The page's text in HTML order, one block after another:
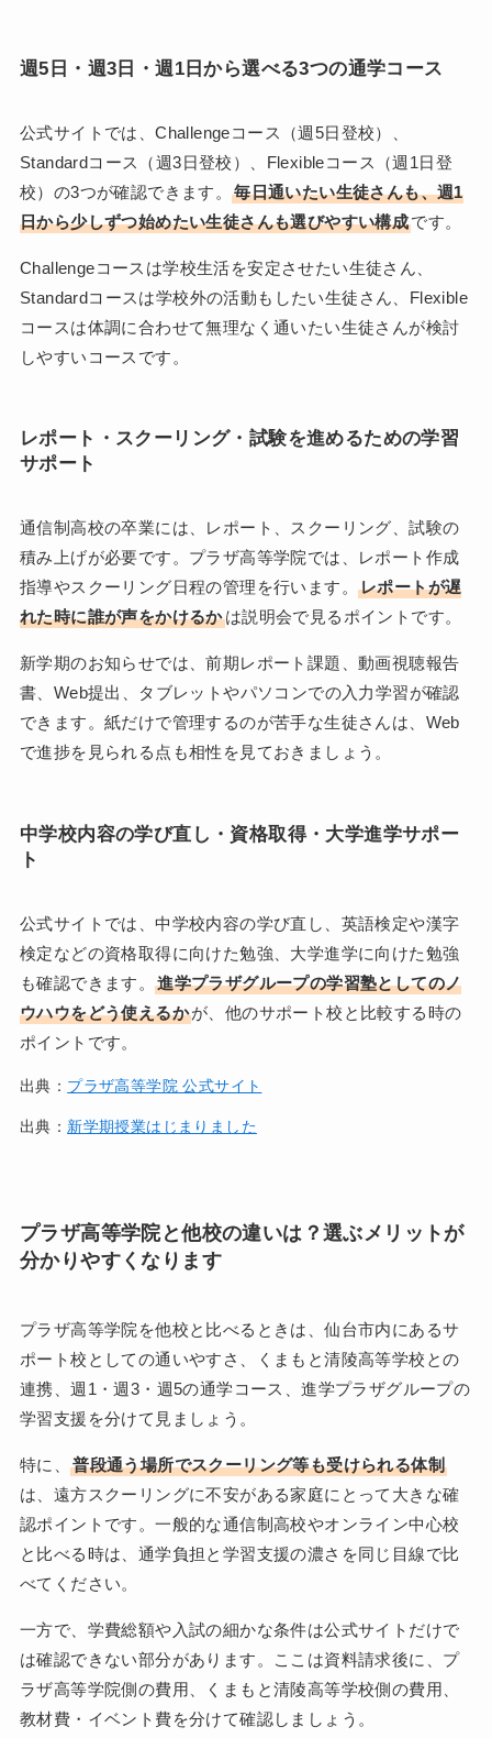
週5日・週3日・週1日から選べる3つの通学コース
公式サイトでは、Challengeコース（週5日登校）、
Standardコース（週3日登校）、Flexibleコース（週1日登
校）の3つが確認できます。毎日通いたい生徒さんも、週1
日から少しずつ始めたい生徒さんも選びやすい構成です。
Challengeコースは学校生活を安定させたい生徒さん、
Standardコースは学校外の活動もしたい生徒さん、Flexible
コースは体調に合わせて無理なく通いたい生徒さんが検討
しやすいコースです。
レポート・スクーリング・試験を進めるための学習
サポート
通信制高校の卒業には、レポート、スクーリング、試験の
積み上げが必要です。プラザ高等学院では、レポート作成
指導やスクーリング日程の管理を行います。
レポートが遅
れた時に誰が声をかけるかは説明会で見るポイントです。
新学期のお知らせでは、前期レポート課題、動画視聴報告
書、Web提出、タブレットやパソコンでの入力学習が確認
できます。紙だけで管理するのが苦手な生徒さんは、Web
で進捗を見られる点も相性を見ておきましょう。
中学校内容の学び直し・資格取得・大学進学サポー
ト
公式サイトでは、中学校内容の学び直し、英語検定や漢字
検定などの資格取得に向けた勉強、大学進学に向けた勉強
も確認できます。進学プラザグループの学習塾としてのノ
ウハウをどう使えるかが、他のサポート校と比較する時の
ポイントです。
出典： プラザ高等学院 公式サイト
出典： 新学期授業はじまりました
プラザ高等学院と他校の違いは？選ぶメリットが
分かりやすくなります
プラザ高等学院を他校と比べるときは、仙台市内にあるサ
ポート校としての通いやすさ、くまもと清陵高等学校との
連携、週1・週3・週5の通学コース、進学プラザグループの
学習支援を分けて見ましょう。
特に、普段通う場所でスクーリング等も受けられる体制
は、遠方スクーリングに不安がある家庭にとって大きな確
認ポイントです。一般的な通信制高校やオンライン中心校
と比べる時は、通学負担と学習支援の濃さを同じ目線で比
べてください。
一方で、学費総額や入試の細かな条件は公式サイトだけで
は確認できない部分があります。ここは資料請求後に、プ
ラザ高等学院側の費用、くまもと清陵高等学校側の費用、
教材費・イベント費を分けて確認しましょう。